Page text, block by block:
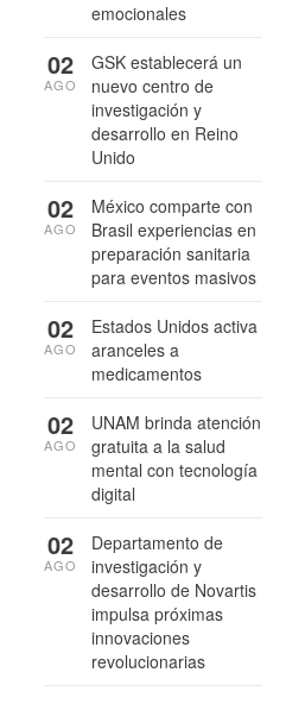
emocionales
GSK establecerá un
nuevo centro de
investigación y
desarrollo en Reino
Unido
02
AGO
México comparte con
Brasil experiencias en
preparación sanitaria
para eventos masivos
02
AGO
Estados Unidos activa
aranceles a
medicamentos
02
AGO
UNAM brinda atención
gratuita a la salud
mental con tecnología
digital
02
AGO
Departamento de
investigación y
desarrollo de Novartis
impulsa próximas
innovaciones
revolucionarias
02
AGO